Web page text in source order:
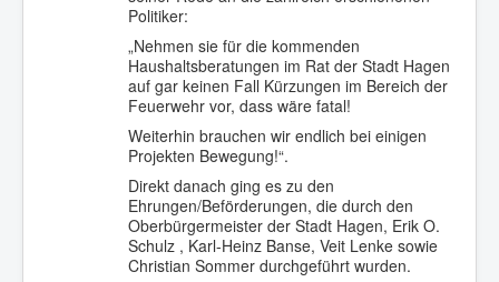
Politiker:
„Nehmen sie für die kommenden
Haushaltsberatungen im Rat der Stadt Hagen
auf gar keinen Fall Kürzungen im Bereich der
Feuerwehr vor, dass wäre fatal!
Weiterhin brauchen wir endlich bei einigen
Projekten Bewegung!“.
Direkt danach ging es zu den
Ehrungen/Beförderungen, die durch den
Oberbürgermeister der Stadt Hagen, Erik O.
Schulz , Karl-Heinz Banse, Veit Lenke sowie
Christian Sommer durchgeführt wurden.